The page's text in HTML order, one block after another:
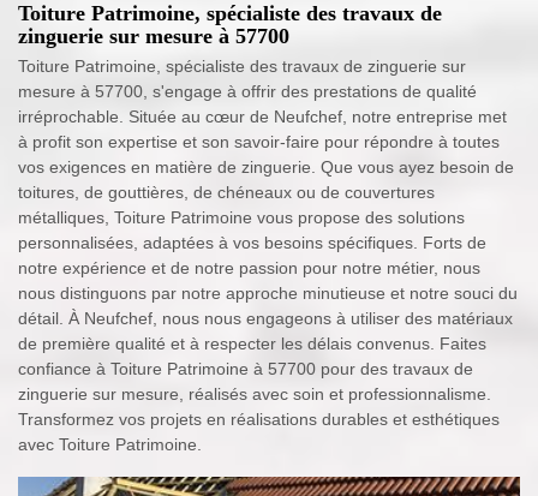
Toiture Patrimoine, spécialiste des travaux de
zinguerie sur mesure à 57700
Toiture Patrimoine, spécialiste des travaux de zinguerie sur
mesure à 57700, s'engage à offrir des prestations de qualité
irréprochable. Située au cœur de Neufchef, notre entreprise met
à profit son expertise et son savoir-faire pour répondre à toutes
vos exigences en matière de zinguerie. Que vous ayez besoin de
toitures, de gouttières, de chéneaux ou de couvertures
métalliques, Toiture Patrimoine vous propose des solutions
personnalisées, adaptées à vos besoins spécifiques. Forts de
notre expérience et de notre passion pour notre métier, nous
nous distinguons par notre approche minutieuse et notre souci du
détail. À Neufchef, nous nous engageons à utiliser des matériaux
de première qualité et à respecter les délais convenus. Faites
confiance à Toiture Patrimoine à 57700 pour des travaux de
zinguerie sur mesure, réalisés avec soin et professionnalisme.
Transformez vos projets en réalisations durables et esthétiques
avec Toiture Patrimoine.